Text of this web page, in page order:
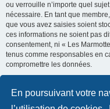
En poursuivant votre
ou verrouille n’importe quel
nécessaire. En tant que
que vous avez saisies soient
ces informations ne soient pas
consentement, ni « Les
tenus comme responsables en
compromettre les données.